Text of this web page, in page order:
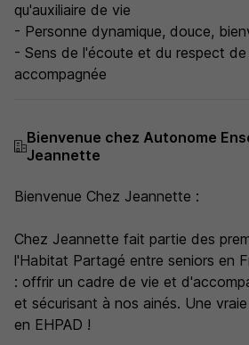
qu'auxiliaire de vie
- Personne dynamique, douce,
- Sens de l'écoute et du respect de
accompagnée
Bienvenue chez Autonome
Jeannette
Bienvenue Chez Jeannette :
Chez Jeannette fait partie des
l'Habitat Partagé entre seniors en
: offrir un cadre de vie et
et sécurisant à nos ainés. Une
en EHPAD !